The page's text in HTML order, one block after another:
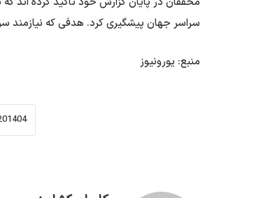
سراسر جهان پیشگیری کرد. هدفی که نیازمند
منبع: یورونیوز